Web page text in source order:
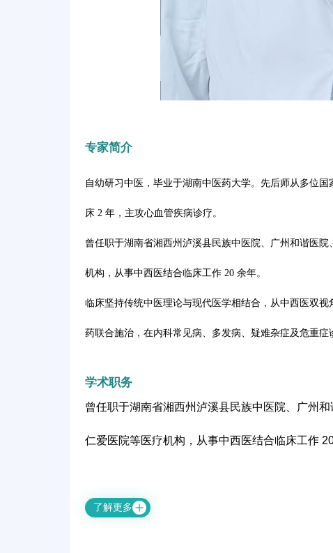
专家简介
自幼研习中医，毕业于湖南中医药大学。先后师从多位
床 2 年，主攻心血管疾病诊疗。
曾任职于湖南省湘西州泸溪县民族中医院、广州和谐医
机构，从事中西医结合临床工作 20 余年。
临床坚持传统中医理论与现代医学相结合，从中西医双
药联合施治，在内科常见病、多发病、疑难杂症及危重症
学术职务
曾任职于湖南省湘西州泸溪县民族中医院、广州
仁爱医院等医疗机构，从事中西医结合临床工作
了解更多